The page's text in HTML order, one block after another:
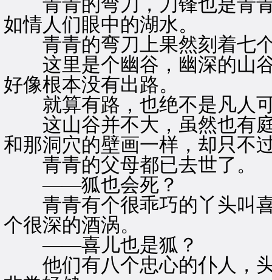
青青的弯刀，刀锋也是青青
如情人们眼中的湖水。
青青的弯刀上果然刻着七个
这里是个幽谷，幽深的山谷
好像根本没有出路。
就算有路，也绝不是凡人
这山谷并不大，虽然也有庭
和那洞穴的壁画一样，却只不
青青的父母都已去世了。
——狐也会死？
青青有个很乖巧的丫头叫喜
个很深的酒涡。
——喜儿也是狐？
他们有八个忠心的仆人，头